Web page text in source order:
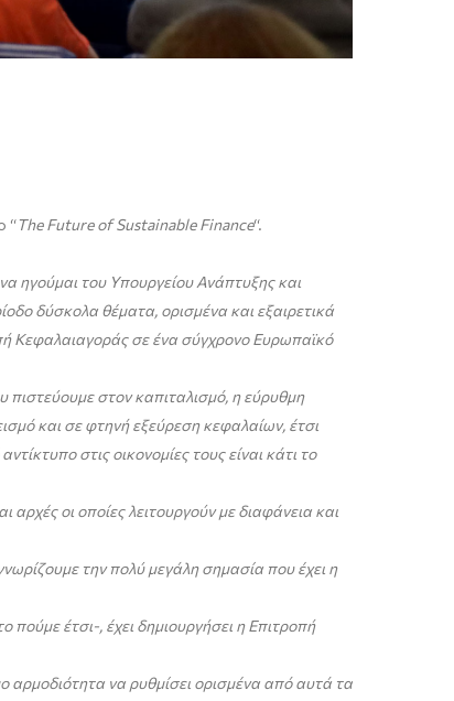
“The Future of Sustainable Finance“.
ηγούμαι του Υπουργείου Ανάπτυξης και
δύσκολα θέματα, ορισμένα και εξαιρετικά
Κεφαλαιαγοράς σε ένα σύγχρονο Ευρωπαϊκό
πιστεύουμε στον καπιταλισμό, η εύρυθμη
και σε φτηνή εξεύρεση κεφαλαίων, έτσι
στις οικονομίες τους είναι κάτι το
οι οποίες λειτουργούν με διαφάνεια και
την πολύ μεγάλη σημασία που έχει η
έτσι-, έχει δημιουργήσει η Επιτροπή
αρμοδιότητα να ρυθμίσει ορισμένα από αυτά τα